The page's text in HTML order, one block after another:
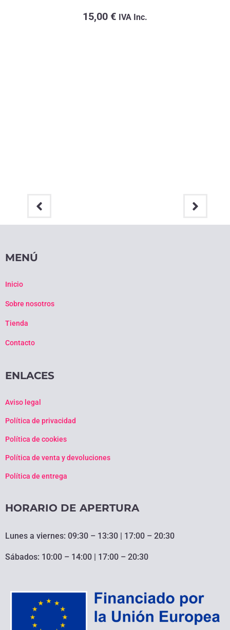
15,00 € IVA Inc.
MENÚ
Inicio
Sobre nosotros
Tienda
Contacto
ENLACES
Aviso legal
Política de privacidad
Política de cookies
Política de venta y devoluciones
Política de entrega
HORARIO DE APERTURA
Lunes a viernes: 09:30 – 13:30 | 17:00 – 20:30
Sábados: 10:00 – 14:00 | 17:00 – 20:30